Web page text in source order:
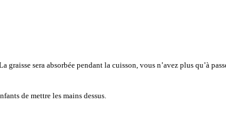
sera absorbée pendant la cuisson, vous n’avez plus qu’à
de mettre les mains dessus.